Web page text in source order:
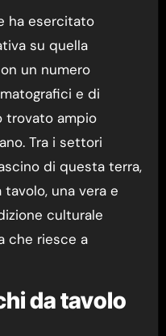
ha esercitato
su quella
un numero
e di
trovato ampio
Tra i settori
di questa terra,
una vera e
culturale
che riesce a
da tavolo